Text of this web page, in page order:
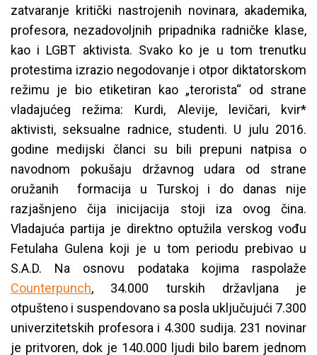
zatvaranje kritički nastrojenih novinara, akademika,
profesora, nezadovoljnih pripadnika radničke klase,
kao i LGBT aktivista. Svako ko je u tom trenutku
protestima izrazio negodovanje i otpor diktatorskom
režimu je bio etiketiran kao „terorista“ od strane
vladajućeg režima: Kurdi, Alevije, levičari, kvir*
aktivisti, seksualne radnice, studenti. U julu 2016.
godine medijski članci su bili prepuni natpisa o
navodnom pokušaju državnog udara od strane
oružanih formacija u Turskoj i do danas nije
razjašnjeno čija inicijacija stoji iza ovog čina.
Vladajuća partija je direktno optužila verskog vođu
Fetulaha Gulena koji je u tom periodu prebivao u
S.A.D. Na osnovu podataka kojima raspolaže
Counterpunch, 34.000 turskih državljana je
otpušteno i suspendovano sa posla uključujući 7.300
univerzitetskih profesora i 4.300 sudija. 231 novinar
je pritvoren, dok je 140.000 ljudi bilo barem jednom